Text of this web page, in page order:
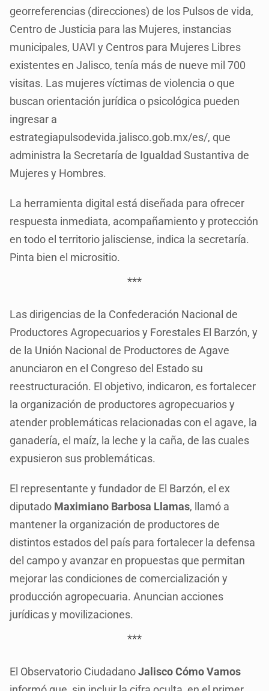
georreferencias (direcciones) de los Pulsos de vida,
Centro de Justicia para las Mujeres, instancias
municipales, UAVI y Centros para Mujeres Libres
existentes en Jalisco, tenía más de nueve mil 700
visitas. Las mujeres víctimas de violencia o que
buscan orientación jurídica o psicológica pueden
ingresar a
estrategiapulsodevida.jalisco.gob.mx/es/, que
administra la Secretaría de Igualdad Sustantiva de
Mujeres y Hombres.
La herramienta digital está diseñada para ofrecer
respuesta inmediata, acompañamiento y protección
en todo el territorio jalisciense, indica la secretaría.
Pinta bien el micrositio.
***
Las dirigencias de la Confederación Nacional de
Productores Agropecuarios y Forestales El Barzón, y
de la Unión Nacional de Productores de Agave
anunciaron en el Congreso del Estado su
reestructuración. El objetivo, indicaron, es fortalecer
la organización de productores agropecuarios y
atender problemáticas relacionadas con el agave, la
ganadería, el maíz, la leche y la caña, de las cuales
expusieron sus problemáticas.
El representante y fundador de El Barzón, el ex
diputado Maximiano Barbosa Llamas, llamó a
mantener la organización de productores de
distintos estados del país para fortalecer la defensa
del campo y avanzar en propuestas que permitan
mejorar las condiciones de comercialización y
producción agropecuaria. Anuncian acciones
jurídicas y movilizaciones.
***
El Observatorio CiudadanoJalisco Cómo Vamos